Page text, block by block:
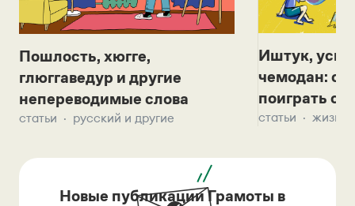
Пошлость, хюгге,
глюггаведур и другие
непереводимые слова
статьи русский и другие
Иштук,
чемодан:
поиграть с
статьи жизнь
Новые публикации Грамоты в